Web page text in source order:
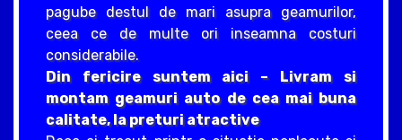
pagube destul de mari asupra geamurilor,
ceea ce de multe ori inseamna costuri
considerabile.
Din fericire suntem aici – Livram si
montam geamuri auto de cea mai buna
calitate, la preturi atractive